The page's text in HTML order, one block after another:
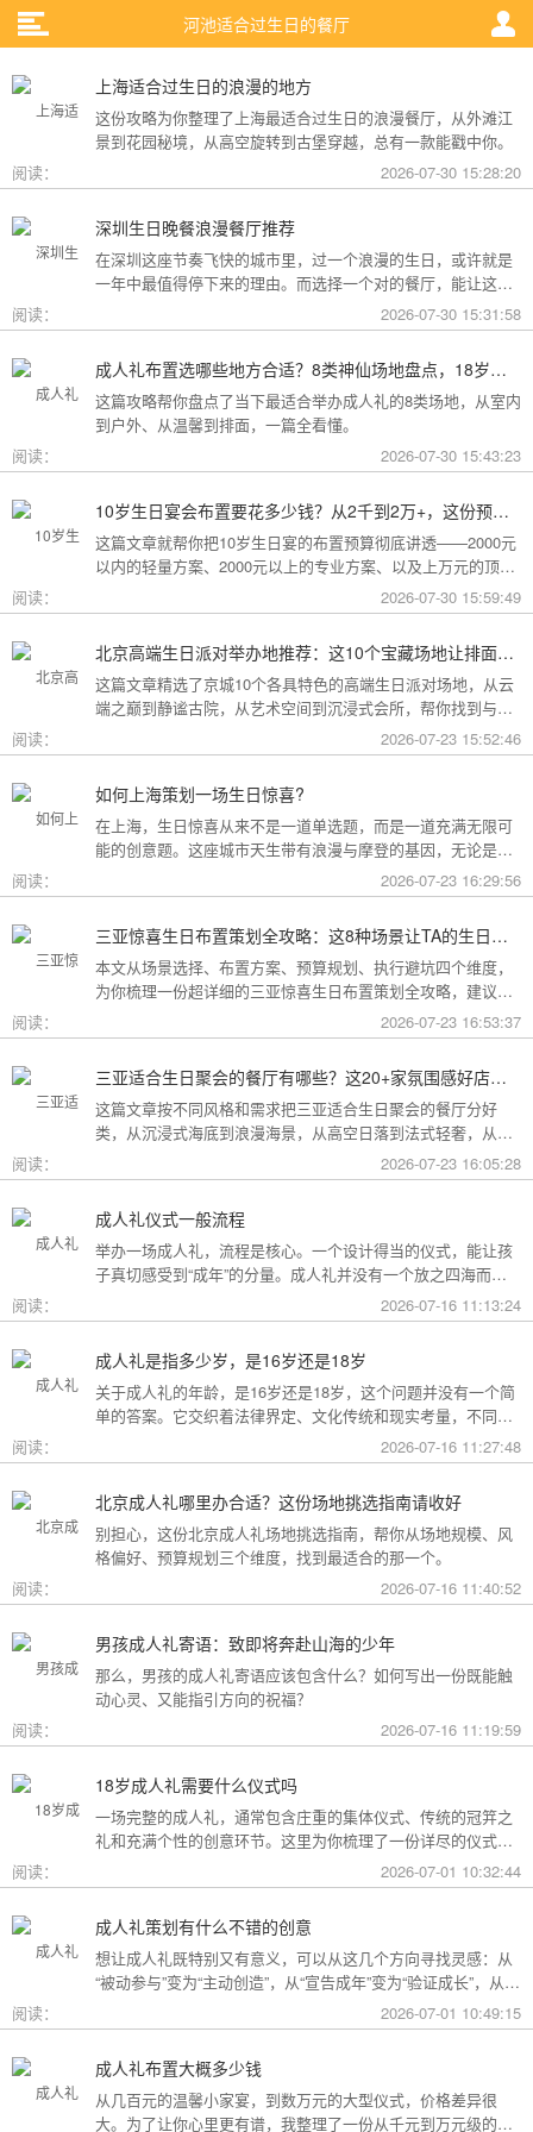
河池适合过生日的餐厅
上海适合过生日的浪漫的地方
这份攻略为你整理了上海最适合过生日的浪漫餐厅，从外滩江
景到花园秘境，从高空旋转到古堡穿越，总有一款能戳中你。
阅读：
2026-07-30 15:28:20
深圳生日晚餐浪漫餐厅推荐
在深圳这座节奏飞快的城市里，过一个浪漫的生日，或许就是
一年中最值得停下来的理由。而选择一个对的餐厅，能让这一
天从“普通”变成“终生难忘”。无论是俯瞰城市灯火的高空秘境，
还是被鲜花与海风包裹的梦幻露台，深圳从不缺乏仪式感。
阅读： 2026-07-30 15:31:58
成人礼布置选哪些地方合适？8类神仙场地盘点，18岁的仪式感从选对地方开始
这篇攻略帮你盘点了当下最适合举办成人礼的8类场地，从室内
到户外、从温馨到排面，一篇全看懂。
阅读：
2026-07-30 15:43:23
10岁生日宴会布置要花多少钱？从2千到2万+，这份预算攻略讲透了
这篇文章就帮你把10岁生日宴的布置预算彻底讲透——2000元
以内的轻量方案、2000元以上的专业方案、以及上万元的顶配
阅读： 2026-07-30 15:59:49
北京高端生日派对举办地推荐：这10个宝藏场地让排面与品味兼得
这篇文章精选了京城10个各具特色的高端生日派对场地，从云
端之巅到静谧古院，从艺术空间到沉浸式会所，帮你找到与心
阅读： 2026-07-23 15:52:46
如何上海策划一场生日惊喜?
在上海，生日惊喜从来不是一道单选题，而是一道充满无限可
能的创意题。这座城市天生带有浪漫与摩登的基因，无论是外
滩的璀璨夜景，还是梧桐树下的老洋房，都为策划惊喜提供了
无尽的灵感
阅读： 2026-07-23 16:29:56
三亚惊喜生日布置策划全攻略：这8种场景让TA的生日成为永远难忘的回忆
本文从场景选择、布置方案、预算规划、执行避坑四个维度，
为你梳理一份超详细的三亚惊喜生日布置策划全攻略，建议收
阅读： 2026-07-23 16:53:37
三亚适合生日聚会的餐厅有哪些？这20+家氛围感好店按风格挑，一篇搞定
这篇文章按不同风格和需求把三亚适合生日聚会的餐厅分好
类，从沉浸式海底到浪漫海景，从高空日落到法式轻奢，从热
带庭院到高性价比好店，直接对号入座就行。
阅读： 2026-07-23 16:05:28
成人礼仪式一般流程
举办一场成人礼，流程是核心。一个设计得当的仪式，能让孩
子真切感受到“成年”的分量。成人礼并没有一个放之四海而皆
准的固定模板，它可以根据不同的风格和规模灵活调整。下面
为你梳理了传统、现代和家庭聚会三种主要场景的完整流程，
阅读： 2026-07-16 11:13:24
成人礼是指多少岁，是16岁还是18岁
关于成人礼的年龄，是16岁还是18岁，这个问题并没有一个简
单的答案。它交织着法律界定、文化传统和现实考量，不同的
阅读： 2026-07-16 11:27:48
北京成人礼哪里办合适？这份场地挑选指南请收好
别担心，这份北京成人礼场地挑选指南，帮你从场地规模、风
格偏好、预算规划三个维度，找到最适合的那一个。
阅读：
2026-07-16 11:40:52
男孩成人礼寄语：致即将奔赴山海的少年
那么，男孩的成人礼寄语应该包含什么？如何写出一份既能触
动心灵、又能指引方向的祝福？
阅读：
2026-07-16 11:19:59
18岁成人礼需要什么仪式吗
一场完整的成人礼，通常包含庄重的集体仪式、传统的冠笄之
礼和充满个性的创意环节。这里为你梳理了一份详尽的仪式清
阅读： 2026-07-01 10:32:44
成人礼策划有什么不错的创意
想让成人礼既特别又有意义，可以从这几个方向寻找灵感：从
“被动参与”变为“主动创造”，从“宣告成年”变为“验证成长”，从
阅读： 2026-07-01 10:49:15
成人礼布置大概多少钱
从几百元的温馨小家宴，到数万元的大型仪式，价格差异很
大。为了让你心里更有谱，我整理了一份从千元到万元级的费